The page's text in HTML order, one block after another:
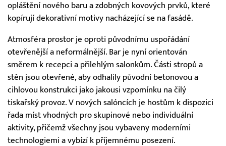
opláštění nového baru a zdobných kovových prvků, které
kopírují dekorativní motivy nacházející se na fasádě.
Atmosféra prostor je oproti původnímu uspořádání
otevřenější a neformálnější. Bar je nyní orientován
směrem k recepci a přilehlým salonkům. Části stropů a
stěn jsou otevřené, aby odhalily původní betonovou a
cihlovou konstrukci jako jakousi vzpomínku na čilý
tiskařský provoz. V nových salóncích je hostům k dispozici
řada míst vhodných pro skupinové nebo individuální
aktivity, přičemž všechny jsou vybaveny moderními
technologiemi a vybízí k příjemnému posezení.